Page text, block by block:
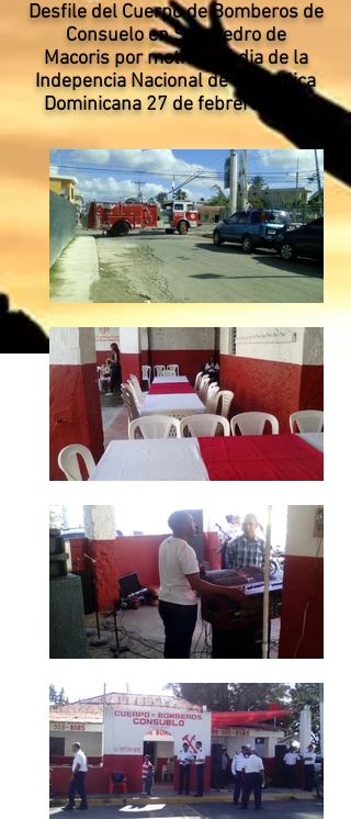
Desfile del Cuerpo de Bomberos de
Consuelo en San Pedro de
Macoris por motivo del dia de la
Indepencia Nacional de Republica
Dominicana 27 de febrero 2017